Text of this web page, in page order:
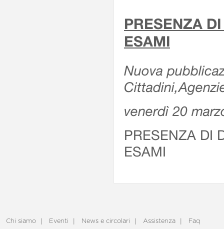
PRESENZA
ESAMI
Nuova
venerdì 20
PRESENZA DI
ESAMI
Chi siamo Eventi News e circolari Assistenza Faq